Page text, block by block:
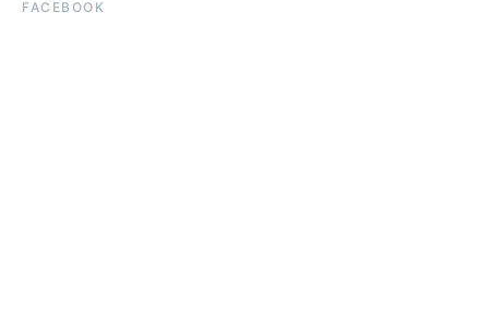
FACEBOOK